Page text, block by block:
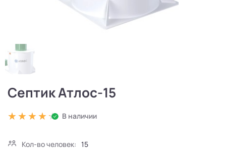
Септик Атлос-15
В наличии
Кол-во человек: 15